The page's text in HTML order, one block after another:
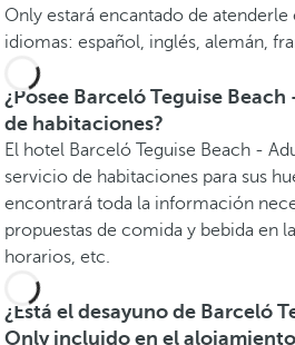
Only estará encantado de atenderle
idiomas: español, inglés, alemán,
¿Posee Barceló Teguise
de habitaciones?
El hotel Barceló Teguise Beach -
servicio de habitaciones para sus
encontrará toda la información
propuestas de comida y bebida en
horarios, etc.
¿Está el desayuno de Barceló
Only incluido en el